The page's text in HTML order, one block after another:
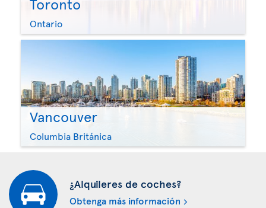
Ontario
Vancouver
Columbia Británica
¿Alquileres de coches?
Obtenga más información